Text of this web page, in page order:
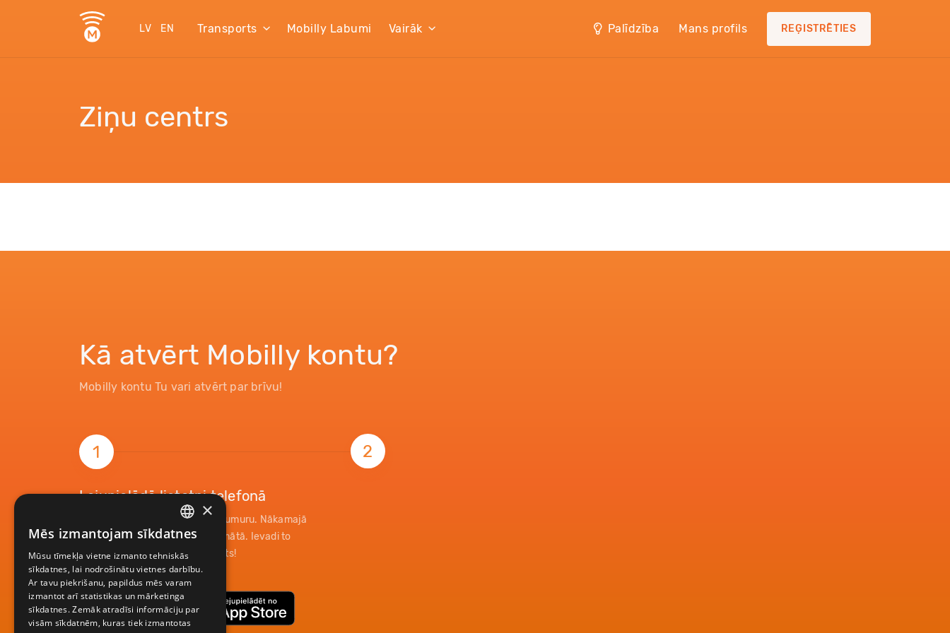
LV EN Transports Mobilly Labumi Vairāk Palīdzība Mans profils REĢISTRĒTIES
Ziņu centrs
Kā atvērt Mobilly kontu?
Mobilly kontu Tu vari atvērt par brīvu!
1
Lejupielādē lietotni telefonā
Ieraksti lietotnē savu telefona numuru. Nākamajā
mirklī saņemsi paroli īsziņas formātā. Ievadi to
lietotnē un tavs konts ir reģistrēts!
2
LATVIAN
ENGLISH
×
Mēs izmantojam sīkdatnes
Mūsu tīmekļa vietne izmanto tehniskās
sīkdatnes, lai nodrošinātu vietnes darbību.
Ar tavu piekrišanu, papildus mēs varam
izmantot arī statistikas un mārketinga
sīkdatnes. Zemāk atradīsi informāciju par
visām sīkdatnēm, kuras tiek izmantotas